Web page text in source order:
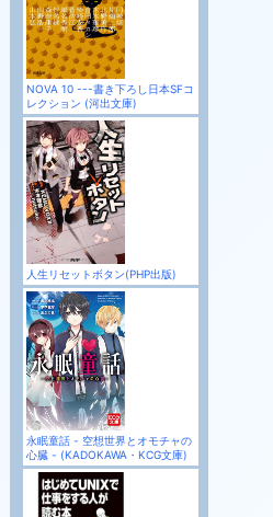
NOVA 10 ---書き下ろし日本SFコ
レクション (河出文庫)
人生リセットボタン(PHP出版)
永眠童話 - 空想世界とオモチャの
心臓 - (KADOKAWA・KCG文庫)